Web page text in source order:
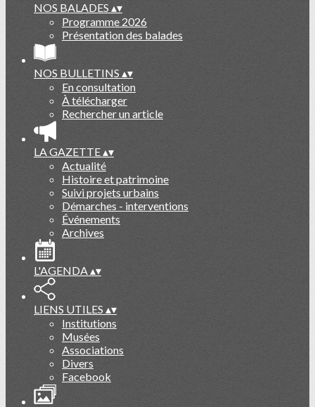
NOS BALADES ▴▾
Programme 2026
Présentation des balades
NOS BULLETINS ▴▾
En consultation
À télécharger
Rechercher un article
LA GAZETTE▴▾
Actualité
Histoire et patrimoine
Suivi projets urbains
Démarches - interventions
Événements
Archives
L'AGENDA▴▾
LIENS UTILES ▴▾
Institutions
Musées
Associations
Divers
Facebook